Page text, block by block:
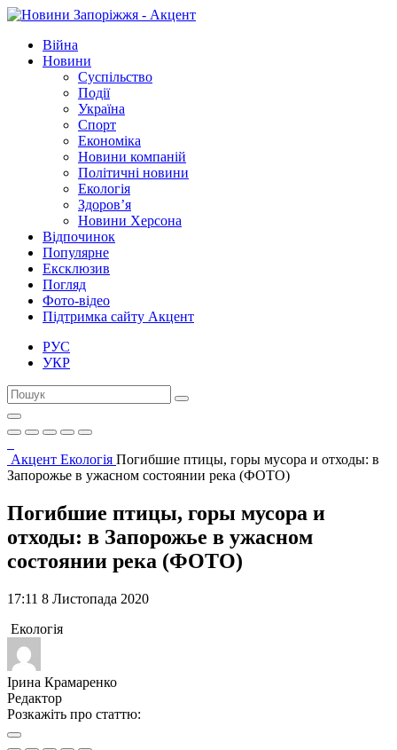
Війна
Новини
Суспільство
Події
Україна
Спорт
Економіка
Новини компаній
Політичні новини
Екологія
Здоров’я
Новини Херсона
Відпочинок
Популярне
Ексклюзив
Погляд
Фото-відео
Підтримка сайту Акцент
РУС
УКР
Акцент Екологія Погибшие птицы, горы мусора и отходы: в
Запорожье в ужасном состоянии река (ФОТО)
Погибшие птицы, горы мусора и
отходы: в Запорожье в ужасном
состоянии река (ФОТО)
17:11 8 Листопада 2020
Екологія
Ірина Крамаренко
Редактор
Розкажіть про статтю: